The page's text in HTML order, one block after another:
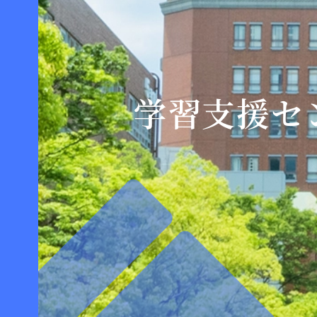
学習支援セ